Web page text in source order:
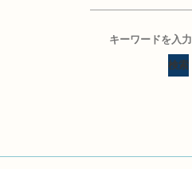
検索